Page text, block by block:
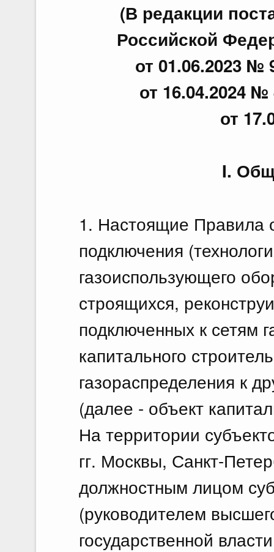
(В редакции
Российской
от 01.06.2023 №
от 16.04.2024
от
I.
1. Настоящие Правила
подключения
газоиспользующего
строящихся,
подключенных к сетям
капитального
газораспределения к
(далее - объект
На территории
гг. Москвы, Санкт-
должностным лицом
(руководителем
государственной